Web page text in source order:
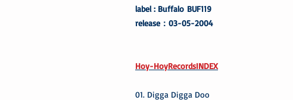
label : Buffalo BUF119
release：03-05-2004
Hoy-HoyRecordsINDEX
01. Digga Digga Doo